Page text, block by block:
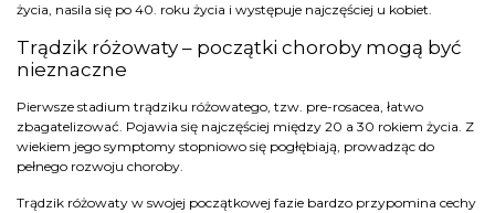
życia, nasila się po 40. roku życia i występuje najczęściej u kobiet.
Trądzik różowaty – początki choroby mogą być
nieznaczne
Pierwsze stadium trądziku różowatego, tzw. pre-rosacea, łatwo
zbagatelizować. Pojawia się najczęściej między 20 a 30 rokiem życia. Z
wiekiem jego symptomy stopniowo się pogłębiają, prowadząc do
pełnego rozwoju choroby.
Trądzik różowaty w swojej początkowej fazie bardzo przypomina cechy